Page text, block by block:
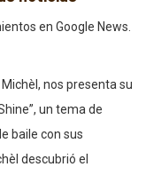
en Google News.
nos presenta su
un tema de
baile con sus
descubrió el